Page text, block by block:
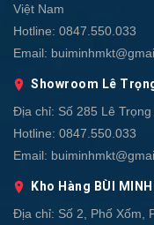
Việt Nam
Hotline: 0847.550.033
Email:
Showroom Lê
Địa chỉ: Số 285 Lê
Hotline: 0847.550.033
Email:
Kho Hàng BÙI MINH
Địa chỉ: Số 2, Phố Xốm,